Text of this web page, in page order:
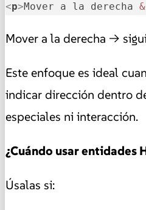
<p>Mover a la derecha
Mover a la derecha →
Este enfoque es ideal
indicar dirección dentro
especiales ni interacción.
¿Cuándo usar entidades
Úsalas si: